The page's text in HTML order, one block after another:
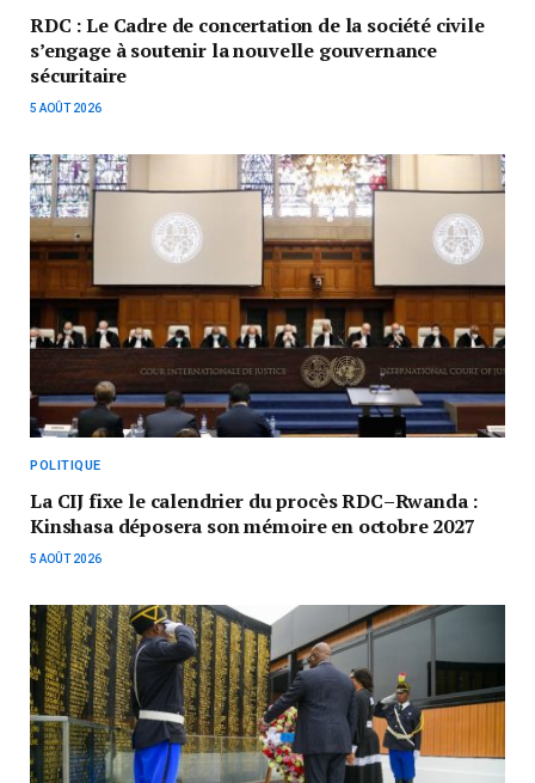
RDC : Le Cadre de concertation de la société civile
s’engage à soutenir la nouvelle gouvernance
sécuritaire
5 AOÛT 2026
POLITIQUE
La CIJ fixe le calendrier du procès RDC–Rwanda :
Kinshasa déposera son mémoire en octobre 2027
5 AOÛT 2026